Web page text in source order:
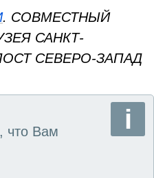
. СОВМЕСТНЫЙ
САНКТ-
СЕВЕРО-ЗАПАД
что Вам